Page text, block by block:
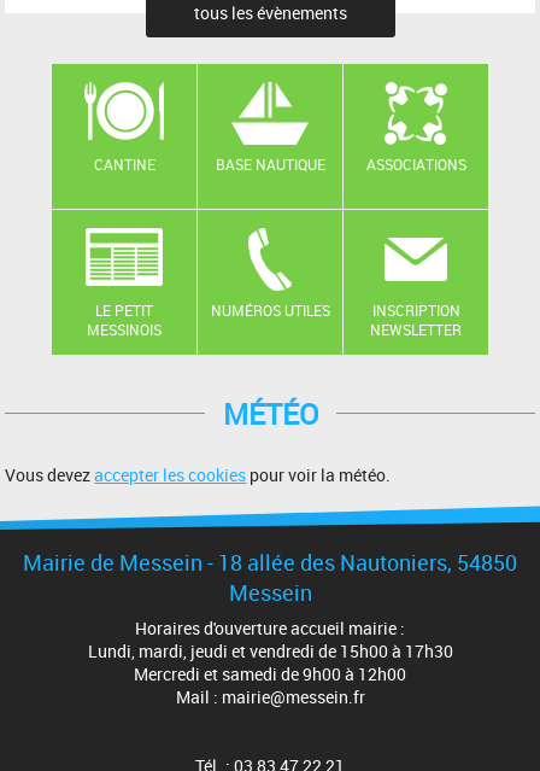
tous les évènements
CANTINE BASE NAUTIQUE ASSOCIATIONS
LE PETIT
MESSINOIS
NUMÉROS UTILES
INSCRIPTION
NEWSLETTER
MÉTÉO
Vous devezaccepter les cookies pour voir la météo.
Mairie de Messein - 18 allée des Nautoniers, 54850
Messein
Horaires d'ouverture accueil mairie :
Lundi, mardi, jeudi et vendredi de 15h00 à 17h30
Mercredi et samedi de 9h00 à 12h00
Mail : mairie@messein.fr
Tél. : 03 83 47 22 21